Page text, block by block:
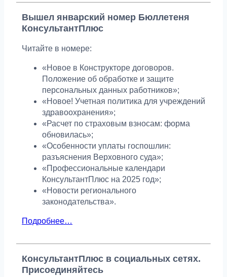
Вышел январский номер Бюллетеня
КонсультантПлюс
Читайте в номере:
«Новое в Конструкторе договоров.
Положение об обработке и защите
персональных данных работников»;
«Новое! Учетная политика для учреждений
здравоохранения»;
«Расчет по страховым взносам: форма
обновилась»;
«Особенности уплаты госпошлин:
разъяснения Верховного суда»;
«Профессиональные календари
КонсультантПлюс на 2025 год»;
«Новости регионального
законодательства».
Подробнее…
КонсультантПлюс в социальных сетях.
Присоединяйтесь